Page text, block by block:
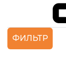
ФИЛЬТР